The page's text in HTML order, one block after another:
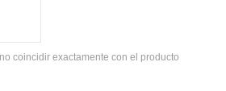
coincidir exactamente con el producto